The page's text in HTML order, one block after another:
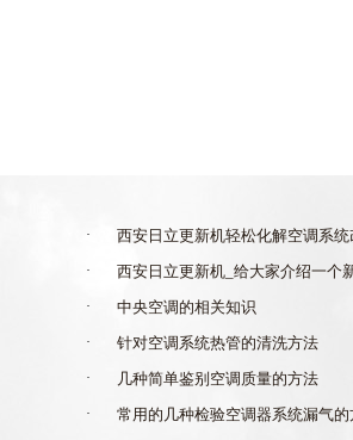
· 西安日立更新机轻松化解空调系
· 西安日立更新机_给大家介绍一个
· 中央空调的相关知识
· 针对空调系统热管的清洗方法
· 几种简单鉴别空调质量的方法
· 常用的几种检验空调器系统漏气的